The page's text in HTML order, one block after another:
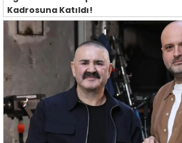
Kadrosuna Katıldı!